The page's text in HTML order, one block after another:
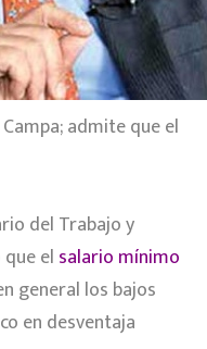
admite que el
del Trabajo y
el salario mínimo
general los bajos
en desventaja